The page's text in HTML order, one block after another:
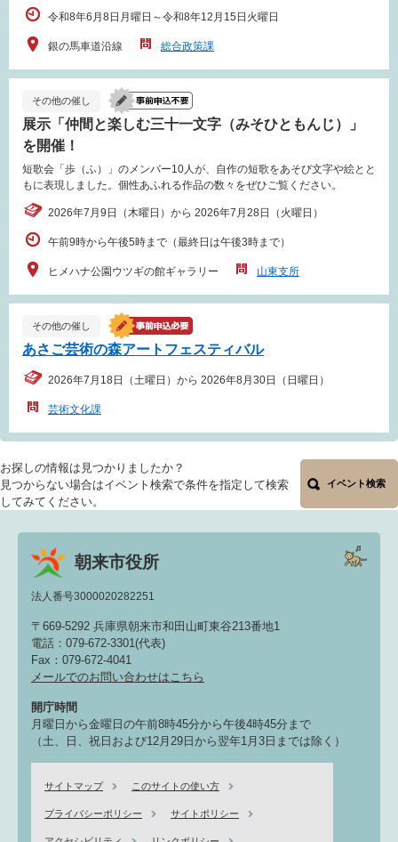
令和8年6月8日月曜日～令和8年12月15日火曜日
銀の馬車道沿線 総合政策課
その他の催し
展示「仲間と楽しむ三十一文字（みそひともんじ）」
を開催！
短歌会「歩（ふ）」のメンバー10人が、自作の短歌をあそび文字や絵とと
もに表現しました。個性あふれる作品の数々をぜひご覧ください。
2026年7月9日（木曜日）から 2026年7月28日（火曜日）
午前9時から午後5時まで（最終日は午後3時まで）
ヒメハナ公園ウツギの館ギャラリー 山東支所
その他の催し
あさご芸術の森アートフェスティバル
2026年7月18日（土曜日）から 2026年8月30日（日曜日）
芸術文化課
お探しの情報は見つかりましたか？
見つからない場合はイベント検索で条件を指定して検索
してみてください。
イベント検索
朝来市役所
法人番号3000020282251
〒669-5292 兵庫県朝来市和田山町東谷213番地1
電話：079-672-3301(代表)
Fax：079-672-4041
メールでのお問い合わせはこちら
開庁時間
月曜日から金曜日の午前8時45分から午後4時45分まで
（土、日、祝日および12月29日から翌年1月3日までは除く）
サイトマップ このサイトの使い方
プライバシーポリシー サイトポリシー